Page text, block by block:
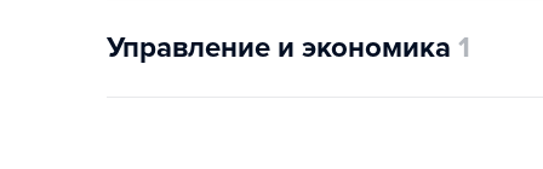
Управление и экономика 1